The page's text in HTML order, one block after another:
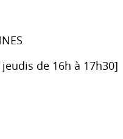
de 16h à 17h30]